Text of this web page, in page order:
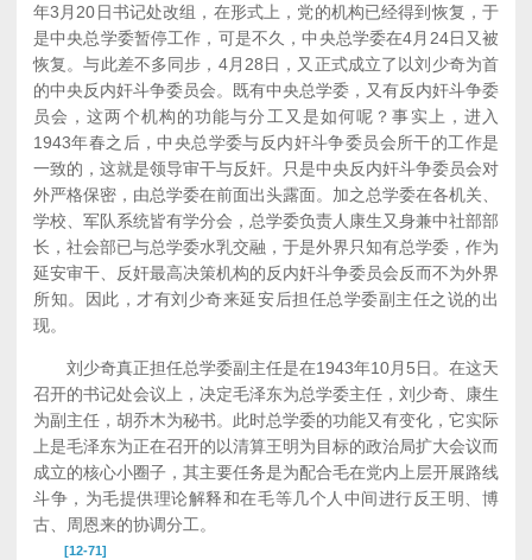
年3月20日书记处改组，在形式上，党的机构已经得到恢复，于
是中央总学委暂停工作，可是不久，中央总学委在4月24日又被
恢复。与此差不多同步，4月28日，又正式成立了以刘少奇为首
的中央反内奸斗争委员会。既有中央总学委，又有反内奸斗争委
员会，这两个机构的功能与分工又是如何呢？事实上，进入
1943年春之后，中央总学委与反内奸斗争委员会所干的工作是
一致的，这就是领导审干与反奸。只是中央反内奸斗争委员会对
外严格保密，由总学委在前面出头露面。加之总学委在各机关、
学校、军队系统皆有学分会，总学委负责人康生又身兼中社部部
长，社会部已与总学委水乳交融，于是外界只知有总学委，作为
延安审干、反奸最高决策机构的反内奸斗争委员会反而不为外界
所知。因此，才有刘少奇来延安后担任总学委副主任之说的出
现。
刘少奇真正担任总学委副主任是在1943年10月5日。在这天
召开的书记处会议上，决定毛泽东为总学委主任，刘少奇、康生
为副主任，胡乔木为秘书。此时总学委的功能又有变化，它实际
上是毛泽东为正在召开的以清算王明为目标的政治局扩大会议而
成立的核心小圈子，其主要任务是为配合毛在党内上层开展路线
斗争，为毛提供理论解释和在毛等几个人中间进行反王明、博
古、周恩来的协调分工。
[12-71]